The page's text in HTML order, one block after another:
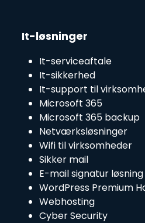
It-løsninger
It-serviceaftale
It-sikkerhed
It-support til
Microsoft 365
Microsoft 365 backup
Netværksløsninger
Wifi til virksomheder
Sikker mail
E-mail signatur løsning
WordPress Premium
Webhosting
Cyber Security